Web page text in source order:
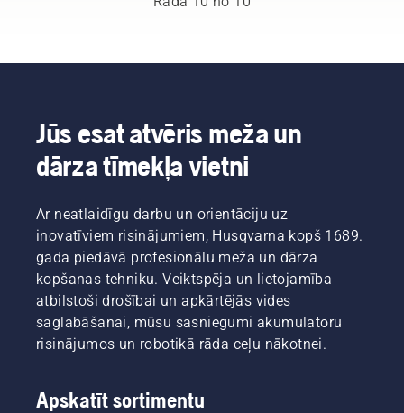
pilnībā
koncentrēties
uz
veicamo
sniegtos
ķēdes
darbojas
pārbaudiet
eļļas
līmeni.
Iedarbiniet
motorzāģi
un
pārliecinieties,
ka ķēdes
Jūs esat atvēris meža un
dārza tīmekļa vietni
Ar neatlaidīgu darbu un orientāciju uz
inovatīviem risinājumiem, Husqvarna kopš 1689.
gada piedāvā profesionālu meža un dārza
kopšanas tehniku. Veiktspēja un lietojamība
atbilstoši drošībai un apkārtējās vides
saglabāšanai, mūsu sasniegumi akumulatoru
risinājumos un robotikā rāda ceļu nākotnei.
Apskatīt sortimentu